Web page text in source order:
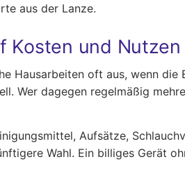
aus der Lanze.
Kosten und Nutzen
Hausarbeiten oft aus, wenn
Wer dagegen regelmäßig
Aufsätze,
Wahl. Ein billiges Gerät